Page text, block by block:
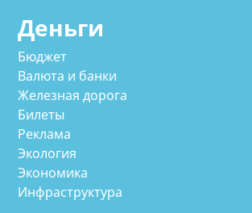
Деньги
Бюджет
Валюта и банки
Железная дорога
Билеты
Реклама
Экология
Экономика
Инфраструктура